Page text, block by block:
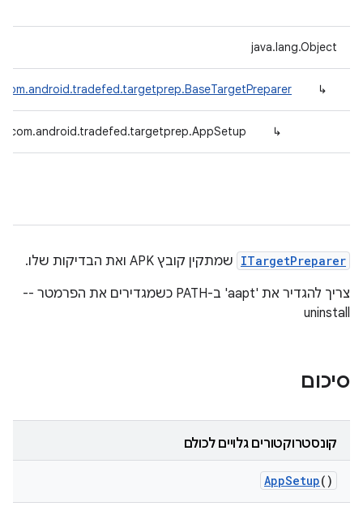
java.lang.Object
↳
com.android.tradefed.targetprep.BaseTargetPreparer
↳
com.android.tradefed.targetprep.AppSetup
ITargetPreparer שמתקין קובץ APK ואת הבדיקות שלו.
צריך להגדיר את 'aapt' ב-PATH כשמגדירים את הפרמטר --
uninstall
סיכום
קונסטרוקטורים גלויים לכולם
AppSetup()